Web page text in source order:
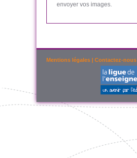
envoyer vos images.
Mentions légales | Contactez-nous